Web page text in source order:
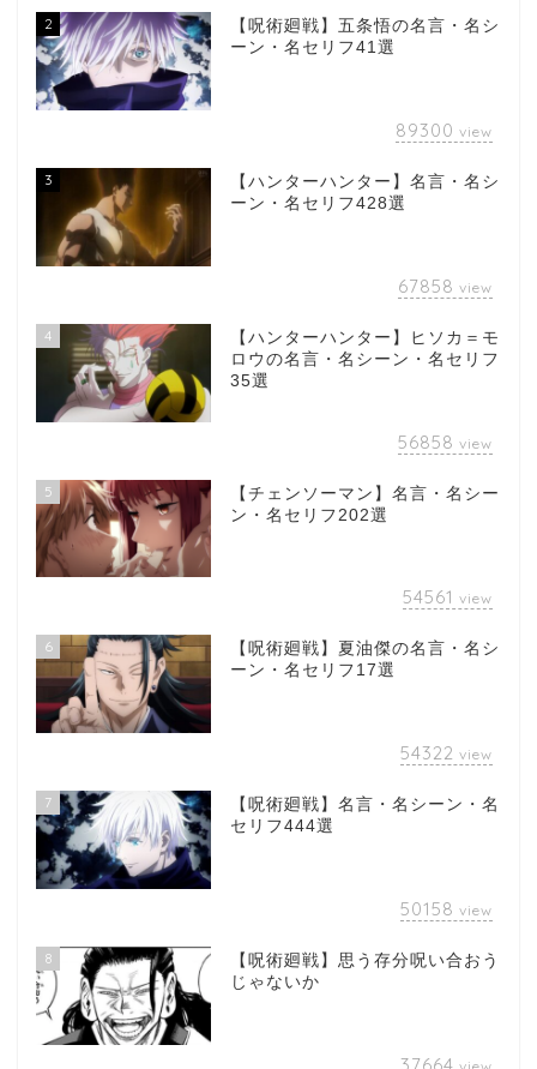
2
【呪術廻戦】五条悟の名言・名シ
ーン・名セリフ41選
89300 view
3
【ハンターハンター】名言・名シ
ーン・名セリフ428選
67858 view
4
【ハンターハンター】ヒソカ＝モ
ロウの名言・名シーン・名セリフ
35選
56858 view
5
【チェンソーマン】名言・名シー
ン・名セリフ202選
54561 view
6
【呪術廻戦】夏油傑の名言・名シ
ーン・名セリフ17選
54322 view
7
【呪術廻戦】名言・名シーン・名
セリフ444選
50158 view
8
【呪術廻戦】思う存分呪い合おう
じゃないか